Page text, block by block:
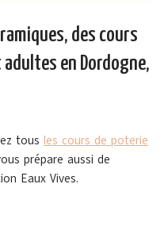
des cours
en Dordogne,
tous les cours de poterie
prépare aussi de
Eaux Vives.